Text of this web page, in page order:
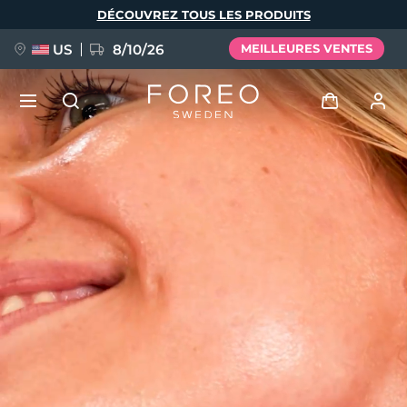
DÉCOUVREZ TOUS LES PRODUITS
US 8/10/26 MEILLEURES VENTES
Se connecter
Mes adresses
Mes abonnements
NOUVEAU
FAQ™ Pure Beauty-Tech Elixir
BREAKING NEWS
Langue
English Deutsch
Français
Italiano
Polski
Русский
简体中文 繁體中文